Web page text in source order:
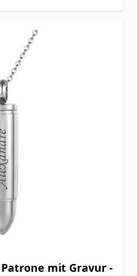
mit Gravur -